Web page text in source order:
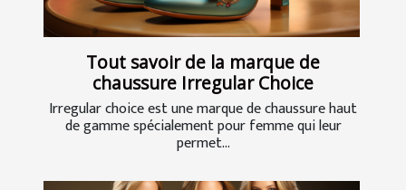
Tout savoir de la marque de
chaussure Irregular Choice
Irregular choice est une marque de chaussure haut
de gamme spécialement pour femme qui leur
permet...